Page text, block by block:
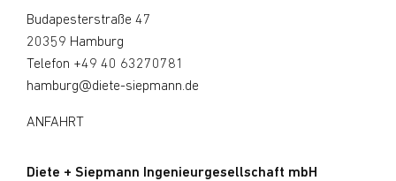
Budapesterstraße 47
20359 Hamburg
Telefon +49 40 63270781
hamburg@diete-siepmann.de
ANFAHRT
Diete + Siepmann Ingenieurgesellschaft mbH